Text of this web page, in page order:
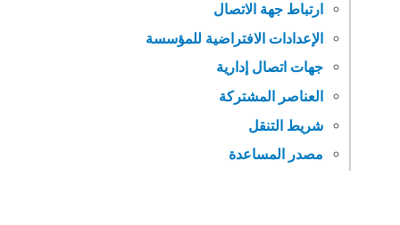
ارتباط جهة الاتصال
الإعدادات الافتراضية للمؤسسة
جهات اتصال إدارية
العناصر المشتركة
شريط التنقل
مصدر المساعدة